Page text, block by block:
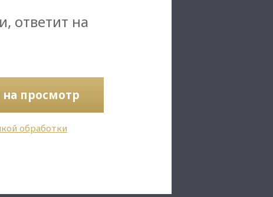
ответит на
на просмотр
обработки